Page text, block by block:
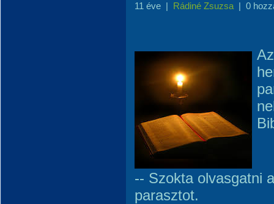
11 éve | Rádiné Zsuzsa | 0
-- Szokta olvasgatni
parasztot.